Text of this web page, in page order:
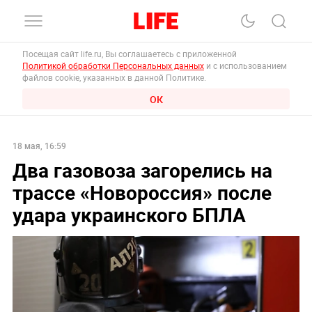
Посещая сайт life.ru, Вы соглашаетесь с приложенной
Политикой обработки Персональных данных и с использованием
файлов cookie, указанных в данной Политике.
ОК
18 мая, 16:59
Два газовоза загорелись на
трассе «Новороссия» после
удара украинского БПЛА